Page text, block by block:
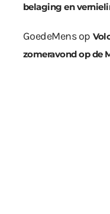
belaging en
GoedeMensop
zomeravond op de